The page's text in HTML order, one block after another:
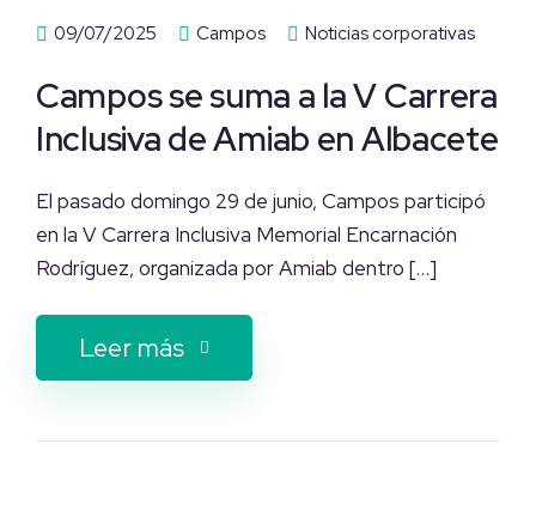
09/07/2025 Campos Noticias corporativas
Campos se suma a la V Carrera
Inclusiva de Amiab en Albacete
El pasado domingo 29 de junio, Campos participó
en la V Carrera Inclusiva Memorial Encarnación
Rodríguez, organizada por Amiab dentro […]
Leer más